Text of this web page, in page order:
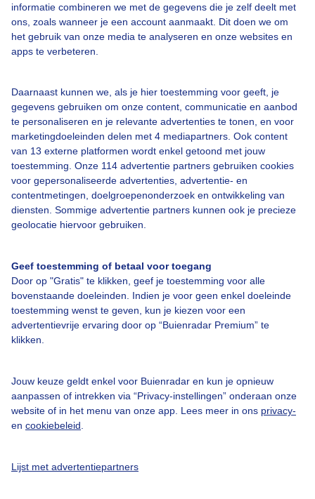
informatie combineren we met de gegevens die je zelf deelt met
ons, zoals wanneer je een account aanmaakt. Dit doen we om
het gebruik van onze media te analyseren en onze websites en
apps te verbeteren.
Daarnaast kunnen we, als je hier toestemming voor geeft, je
gegevens gebruiken om onze content, communicatie en aanbod
te personaliseren en je relevante advertenties te tonen, en voor
marketingdoeleinden delen met 4 mediapartners. Ook content
van 13 externe platformen wordt enkel getoond met jouw
toestemming. Onze 114 advertentie partners gebruiken cookies
voor gepersonaliseerde advertenties, advertentie- en
contentmetingen, doelgroepenonderzoek en ontwikkeling van
diensten. Sommige advertentie partners kunnen ook je precieze
geolocatie hiervoor gebruiken.
Geef toestemming of betaal voor toegang
Door op "Gratis" te klikken, geef je toestemming voor alle
bovenstaande doeleinden. Indien je voor geen enkel doeleinde
toestemming wenst te geven, kun je kiezen voor een
advertentievrije ervaring door op “Buienradar Premium” te
klikken.
Jouw keuze geldt enkel voor Buienradar en kun je opnieuw
aanpassen of intrekken via “Privacy-instellingen” onderaan onze
website of in het menu van onze app. Lees meer in ons privacy-
en cookiebeleid
Lijst met advertentiepartners
Blauwelucht Wolken Dijk
Een moment geduld aub...
Over Buienradar
Bedrijfsgegevens
Veelgestelde vragen
Toegankelijkheid
Buienradar Team